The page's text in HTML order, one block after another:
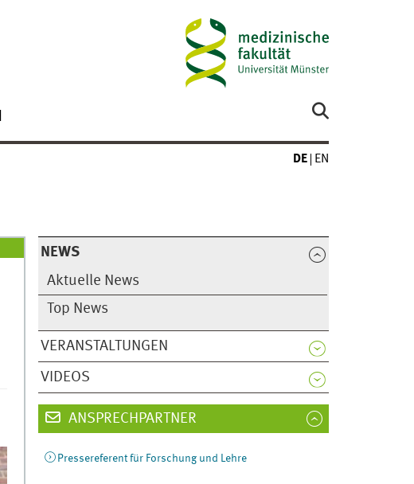
DE EN
NEWS
Aktuelle News
Top News
VERANSTALTUNGEN
VIDEOS
ANSPRECHPARTNER
Pressereferent für Forschung und Lehre